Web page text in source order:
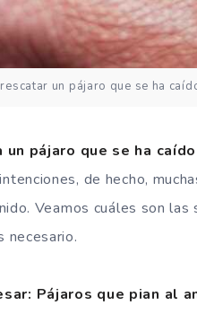
un pájaro que se ha
un pájaro que se ha
de hecho,
Veamos cuáles son
necesario.
Pájaros que pian al